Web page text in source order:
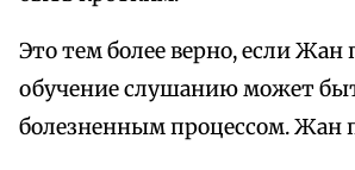
Это тем более верно, если Жан
обучение слушанию может
болезненным процессом. Жан